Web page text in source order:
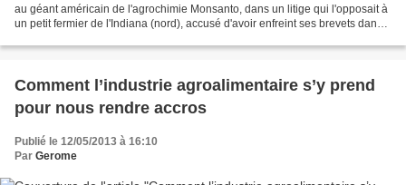
au géant américain de l'agrochimie Monsanto, dans un litige qui l'opposait à
un petit fermier de l'Indiana (nord), accusé d'avoir enfreint ses brevets dans
Comment l’industrie agroalimentaire s’y prend
pour nous rendre accros
Publié le 12/05/2013 à 16:10
Par Gerome